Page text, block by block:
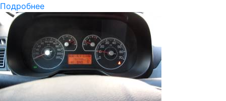
Подробнее